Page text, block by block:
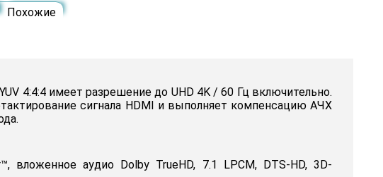
Похожие
4:4:4 имеет разрешение до UHD 4K / 60 Гц включительно.
сигнала HDMI и выполняет компенсацию АЧХ
вложенное аудио Dolby TrueHD, 7.1 LPCM, DTS-HD, 3D-